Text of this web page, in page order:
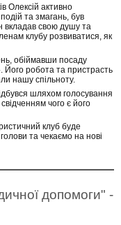
Олексій активно
та змагань, був
вкладав свою душу та
клубу розвиватися, як
обіймавши посаду
Його робота та пристрасть
нашу спільноту.
шляхом голосування
чого є його
клуб буде
та чекаємо на нові
допомоги" -